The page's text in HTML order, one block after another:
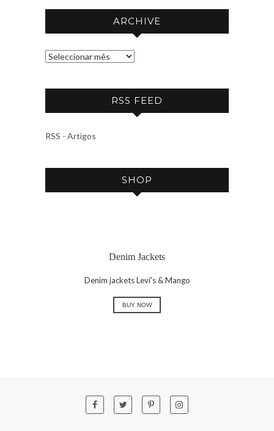
ARCHIVE
A
C
V
RSS FEED
RSS - Artigos
SHOP
Denim Jackets
Denim jackets Levi's & Mango
BUY NOW